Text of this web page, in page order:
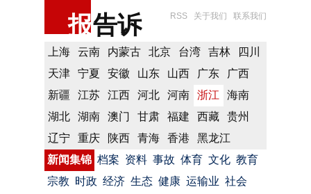
报告诉 RSS 关于我们 联系我们
上海 云南 内蒙古 北京 台湾 吉林
四川
天津
宁夏 安徽 山东 山西 广东
广西
新疆
江苏 江西 河北 河南 浙江
海南
湖北
湖南 澳门 甘肃 福建 西藏
贵州
辽宁
重庆 陕西 青海 香港
黑龙江
新闻集锦 档案 资料 事故 体育 文化 教育
宗教 时政 经济 生态 健康 运输业 社会